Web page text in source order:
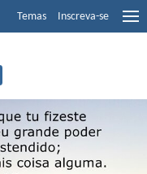
Temas Inscreva-se